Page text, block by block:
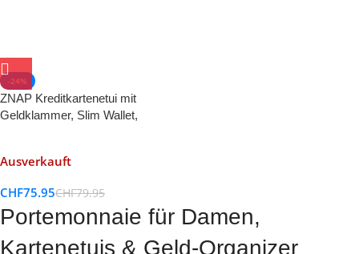
-24%
ZNAP Kreditkartenetui mit
Geldklammer, Slim Wallet,
Ausverkauft
CHF75.95CHF79.95
Portemonnaie für Damen,
Kartenetuis & Geld-Organizer